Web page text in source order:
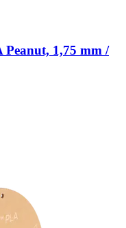
1,75 mm /